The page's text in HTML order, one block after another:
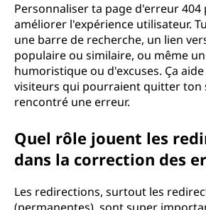
Personnaliser ta page d'erreur
améliorer l'expérience utilisateur.
une barre de recherche, un lien
populaire ou similaire, ou même
humoristique ou d'excuses. Ça
visiteurs qui pourraient quitter ton
rencontré une erreur.
Quel rôle jouent les
dans la correction des
Les redirections, surtout les